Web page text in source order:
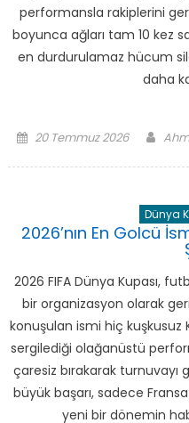
performansla rakiplerini
boyunca ağları tam 10 kez
en durdurulamaz hücum
daha
Posted
20 Temmuz 2026
Dünya
2026’nın En Golcü
2026 FIFA Dünya Kupası,
bir organizasyon olarak
konuşulan ismi hiç kuşkusuz
sergilediği olağanüstü
çaresiz bırakarak turnuvayı
büyük başarı, sadece
yeni bir dönemin